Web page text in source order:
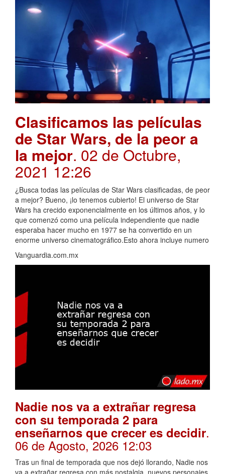
Clasificamos las películas
de Star Wars, de la peor a
la mejor. 02 de Octubre,
2021 12:26
¿Busca todas las películas de Star Wars clasificadas, de peor
a mejor? Bueno, ¡lo tenemos cubierto! El universo de Star
Wars ha crecido exponencialmente en los últimos años, y lo
que comenzó como una película independiente que nadie
esperaba hacer mucho en 1977 se ha convertido en un
enorme universo cinematográfico.Esto ahora incluye numero
Vanguardia.com.mx
Nadie nos va a extrañar regresa
con su temporada 2 para
enseñarnos que crecer es decidir.
06 de Agosto, 2026 12:03
Tras un final de temporada que nos dejó llorando, Nadie nos